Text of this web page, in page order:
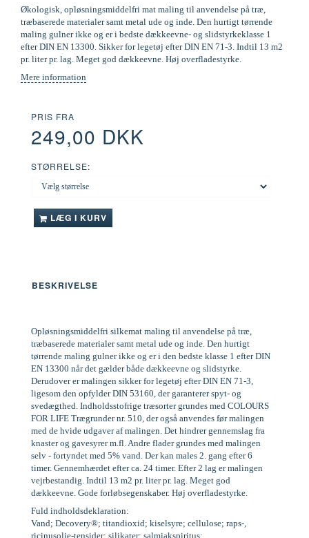
Økologisk, opløsningsmiddelfri mat maling til anvendelse på træ,
træbaserede materialer samt metal ude og inde. Den hurtigt tørrende
maling gulner ikke og er i bedste dækkeevne- og slidstyrkeklasse 1
efter DIN EN 13300. Sikker for legetøj efter DIN EN 71-3. Indtil 13 m2
pr. liter pr. lag. Meget god dækkeevne. Høj overfladestyrke.
Mere information
PRIS FRA
249,00 DKK
STØRRELSE:
LÆG I KURV
BESKRIVELSE
Opløsningsmiddelfri silkemat maling til anvendelse på træ,
træbaserede materialer samt metal ude og inde. Den hurtigt
tørrende maling gulner ikke og er i den bedste klasse 1 efter DIN
EN 13300 når det gælder både dækkeevne og slidstyrke.
Derudover er malingen sikker for legetøj efter DIN EN 71-3,
ligesom den opfylder DIN 53160, der garanterer spyt- og
svedægthed. Indholdsstofrige træsorter grundes med COLOURS
FOR LIFE Trægrunder nr. 510, der også anvendes før malingen
med de hvide udgaver af malingen. Det hindrer gennemslag fra
knaster og gavesyrer m.fl. Andre flader grundes med malingen
selv - fortyndet med 5% vand. Der kan males 2. gang efter 6
timer. Gennemhærdet efter ca. 24 timer. Efter 2 lag er malingen
vejrbestandig. Indtil 13 m2 pr. liter pr. lag. Meget god
dækkeevne. Gode forløbsegenskaber. Høj overfladestyrke.
Fuld indholdsdeklaration:
Vand; Decovery®; titandioxid; kiselsyre; cellulose; raps-,
ricinusolie-tensider; silikater; salmiakspiritus;